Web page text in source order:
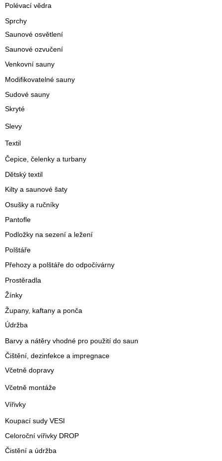
Polévací vědra
Sprchy
Saunové osvětlení
Saunové ozvučení
Venkovní sauny
Modifikovatelné sauny
Sudové sauny
Skryté
Slevy
Textil
Čepice, čelenky a turbany
Dětský textil
Kilty a saunové šaty
Osušky a ručníky
Pantofle
Podložky na sezení a ležení
Polštáře
Přehozy a polštáře do odpočívárny
Prostěradla
Žínky
Župany, kaftany a ponča
Údržba
Barvy a nátěry vhodné pro použití do saun
Čištění, dezinfekce a impregnace
Včetně dopravy
Včetně montáže
Vířivky
Koupací sudy VESI
Celoroční vířivky DROP
Čistění a údržba